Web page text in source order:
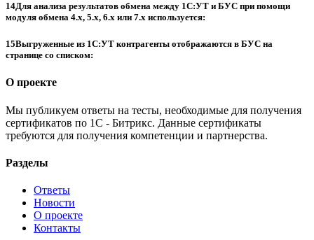
14Для анализа результатов обмена между 1С:УТ и БУС при помощи
модуля обмена 4.х, 5.х, 6.х или 7.х используется:
15Выгруженные из 1С:УТ контрагенты отображаются в БУС на
странице со списком:
О проекте
Мы публикуем ответы на тесты, необходимые для получения
сертификатов по 1С - Битрикс. Данные сертификаты
требуются для получения компетенции и партнерства.
Разделы
Ответы
Новости
О проекте
Контакты